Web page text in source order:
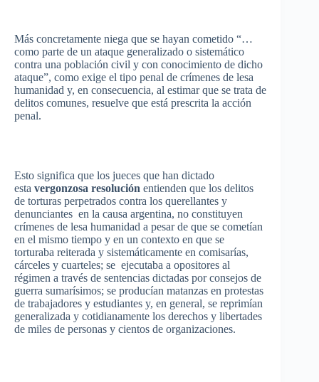
Más concretamente niega que se hayan cometido “…
como parte de un ataque generalizado o sistemático
contra una población civil y con conocimiento de dicho
ataque”, como exige el tipo penal de crímenes de lesa
humanidad y, en consecuencia, al estimar que se trata de
delitos comunes, resuelve que está prescrita la acción
penal.
Esto significa que los jueces que han dictado
esta vergonzosa resolución entienden que los delitos
de torturas perpetrados contra los querellantes y
denunciantes en la causa argentina, no constituyen
crímenes de lesa humanidad a pesarde que se cometían
en el mismo tiempo y en un contexto en que se
torturaba reiterada y sistemáticamente en comisarías,
cárceles y cuarteles; se ejecutaba a opositores al
régimen a través de sentencias dictadas por consejos de
guerra sumarísimos; se producían matanzas en protestas
de trabajadores y estudiantes y, en general, se reprimían
generalizada y cotidianamente los derechos y libertades
de miles de personas y cientos de organizaciones.